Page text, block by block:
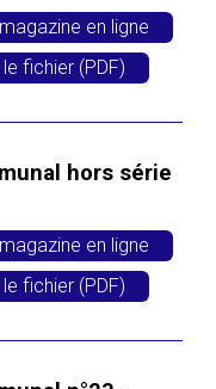
en ligne
fichier (PDF)
hors série
en ligne
fichier (PDF)